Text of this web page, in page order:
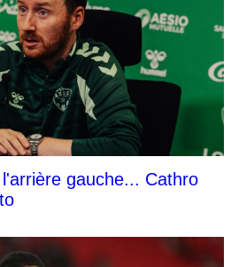
gauche... Cathro